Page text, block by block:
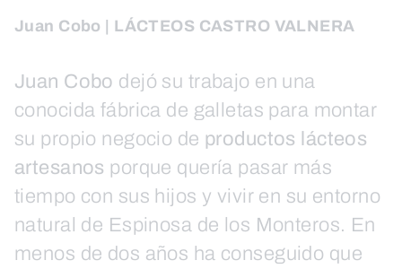
Juan Cobo | LÁCTEOS CASTRO VALNERA
Juan Cobo dejó su trabajo en una
conocida fábrica de galletas para montar
su propio negocio de productos lácteos
artesanos porque quería pasar más
tiempo con sus hijos y vivir en su entorno
natural de Espinosa de los Monteros. En
menos de dos años ha conseguido que